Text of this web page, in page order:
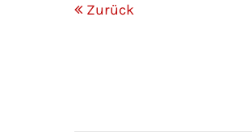
Zurück